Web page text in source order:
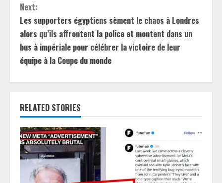
t
i
n
u
e
R
e
a
Next:
Les supporters égyptiens sèment le chaos à Londres
alors qu’ils affrontent la police et montent dans un
bus à impériale pour célébrer la victoire de leur
équipe à la Coupe du monde
RELATED STORIES